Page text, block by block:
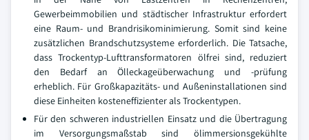
Gewerbeimmobilien und städtischer Infrastruktur erfordert
eine Raum- und Brandrisikominimierung. Somit sind keine
zusätzlichen Brandschutzsysteme erforderlich. Die Tatsache,
dass Trockentyp-Lufttransformatoren ölfrei sind, reduziert
den Bedarf an Ölleckageüberwachung und -prüfung
erheblich. Für Großkapazitäts- und Außeninstallationen sind
diese Einheiten kosteneffizienter als Trockentypen.
Für den schweren industriellen Einsatz und die Übertragung
im Versorgungsmaßstab sind ölimmersionsgekühlte